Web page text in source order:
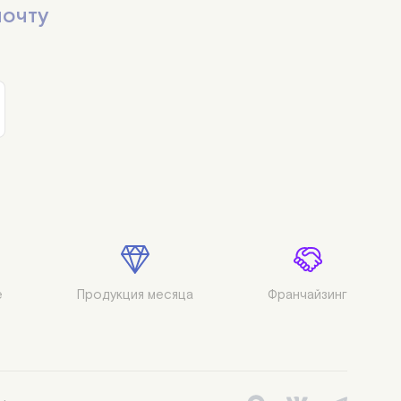
39 шт
Продукция месяца Франчайзинг